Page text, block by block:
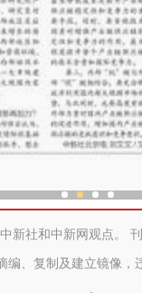
新社和中新网观点。
编、复制及建立镜像，